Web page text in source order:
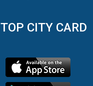
TOP CITY CARD